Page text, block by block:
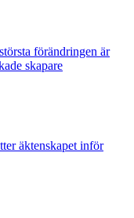
förändringen är
skapare
äktenskapet inför